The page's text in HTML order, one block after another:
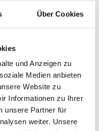
Über Cookies
und Anzeigen zu
Medien anbieten
Website zu
Informationen zu Ihrer
unsere Partner für
weiter. Unsere
am 18.
zweiten Blick"
die Kultursaison
Am
2026, besingt